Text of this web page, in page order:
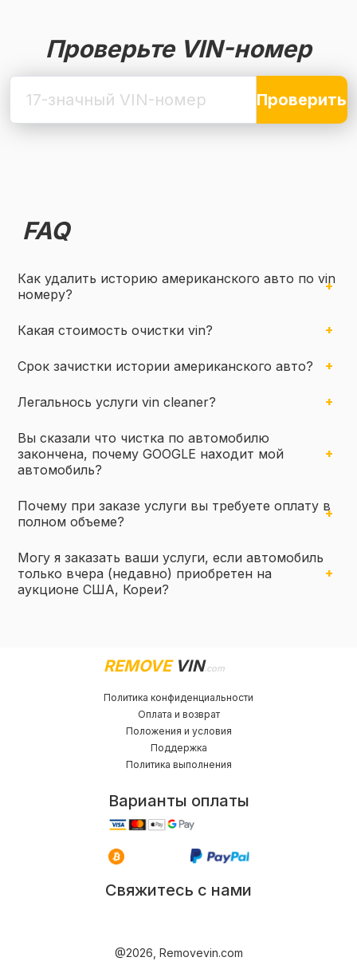
Проверьте VIN-номер
Проверить
FAQ
Как удалить историю американского авто по vin
номеру?
Какая стоимость очистки vin?
Срок зачистки истории американского авто?
Легальнось услуги vin cleaner?
Вы сказали что чистка по автомобилю
закончена, почему GOOGLE находит мой
автомобиль?
Почему при заказе услуги вы требуете оплату в
полном объеме?
Могу я заказать ваши услуги, если автомобиль
только вчера (недавно) приобретен на
аукционе США, Кореи?
REMOVEVIN.com
Политика конфиденциальности
Оплата и возврат
Положения и условия
Поддержка
Политика выполнения
Варианты оплаты
Свяжитесь с нами
@2026, Removevin.com